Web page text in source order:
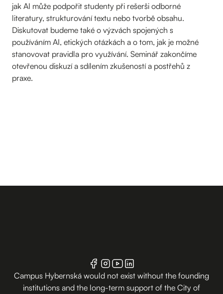
jak AI může podpořit studenty při rešerši odborné
literatury, strukturování textu nebo tvorbě obsahu.
Diskutovat budeme také o výzvách spojených s
používáním AI, etických otázkách a o tom, jak je možné
stanovovat pravidla pro využívání. Seminář zakončíme
otevřenou diskuzí a sdílením zkušeností a postřehů z
praxe.
Campus Hybernská would not exist without the founding
institutions and the long-term support of the City of